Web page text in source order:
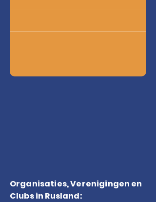
Organisaties, Verenigingen en
Clubs in Rusland: